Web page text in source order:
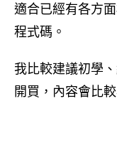
適合已經有各方
程式碼。
我比較建議初學
開買，內容會比較